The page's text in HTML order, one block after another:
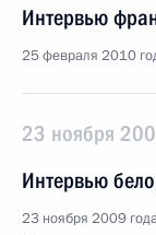
Интервью
25 февраля 2010
23 ноября
Интервью
23 ноября 2009